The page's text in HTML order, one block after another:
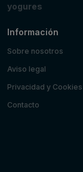
yogures
Información
Sobre nosotros
Aviso legal
Privacidad y Cookies
Contacto